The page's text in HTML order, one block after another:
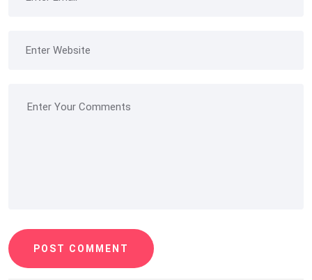
POST COMMENT